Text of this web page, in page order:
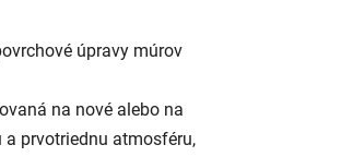
úpravy múrov
na nové alebo na
a prvotriednu atmosféru,